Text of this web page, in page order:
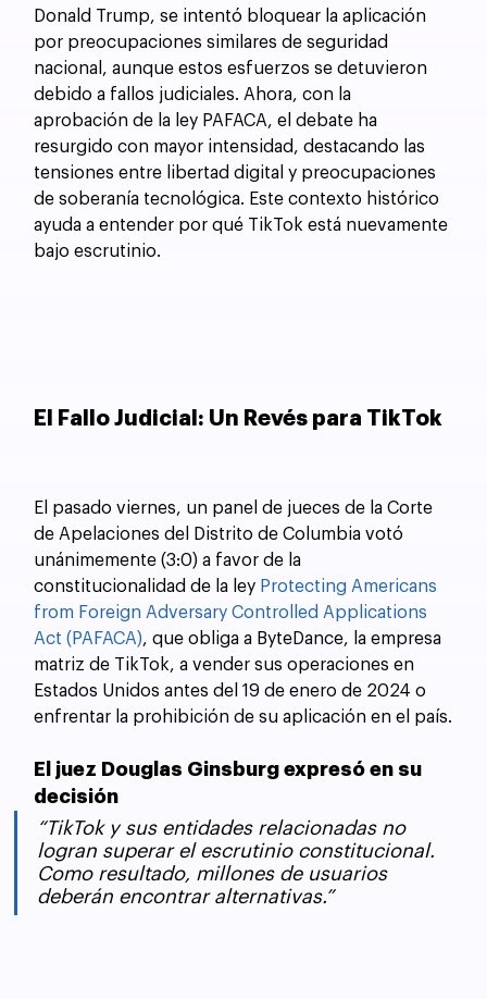
Donald Trump, se intentó bloquear la aplicación
por preocupaciones similares de seguridad
nacional, aunque estos esfuerzos se detuvieron
debido a fallos judiciales. Ahora, con la
aprobación de la ley PAFACA, el debate ha
resurgido con mayor intensidad, destacando las
tensiones entre libertad digital y preocupaciones
de soberanía tecnológica. Este contexto histórico
ayuda a entender por qué TikTok está nuevamente
bajo escrutinio.
El Fallo Judicial: Un Revés para TikTok
El pasado viernes, un panel de jueces de la Corte
de Apelaciones del Distrito de Columbia votó
unánimemente (3:0) a favor de la
constitucionalidad de la ley Protecting Americans
from Foreign Adversary Controlled Applications
Act (PAFACA), que obliga a ByteDance, la empresa
matriz de TikTok, a vender sus operaciones en
Estados Unidos antes del 19 de enero de 2024 o
enfrentar la prohibición de su aplicación en el país.
El juez Douglas Ginsburg expresó en su
decisión
“TikTok y sus entidades relacionadas no
logran superar el escrutinio constitucional.
Como resultado, millones de usuarios
deberán encontrar alternativas.”